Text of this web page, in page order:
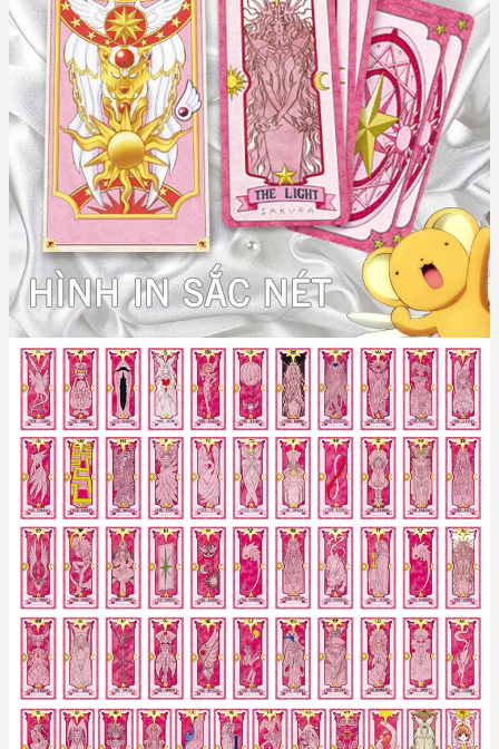
56 1 lá bài in hình sakura cầm cây gậy ⭐
+ 3 thẻ ảnh độc quyền của hãng ⭐
Các lá bài không có trong bộ bài này:không có The Mirror
không cột tóc, không có Miracle
Đơn vị tính: bộ